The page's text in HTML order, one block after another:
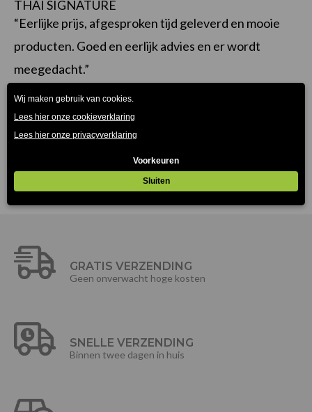
THAI SIGNATURE
“Eerlijke prijs, afgesproken tijd geleverd en mooie
producten. Goed en eerlijk advies en er wordt
meegedacht.”
GRATIS VERZENDING
Geen onverwacht hoge kosten
SNELLE VERZENDING
Binnen twee dagen in huis